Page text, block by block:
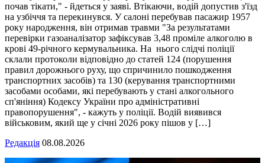
почав тікати," - йдеться у заяві. Втікаючи, водій допустив з'їзд
на узбіччя та перекинувся. У салоні перебував пасажир 1957
року народження, він отримав травми "За результатами
перевірки газоаналізатор зафіксував 3,48 проміле алкоголю в
крові 49-річного кермувальника. На нього слідчі поліції
склали протоколи відповідно до статей 124 (порушення
правил дорожнього руху, що спричинило пошкодження
транспортних засобів) та 130 (керування транспортними
засобами особами, які перебувають у стані алкогольного
сп'яніння) Кодексу України про адміністративні
правопорушення", - кажуть у поліції. Водій виявився
військовим, який ще у січні 2026 року пішов у […]
Редакція 08.08.2026